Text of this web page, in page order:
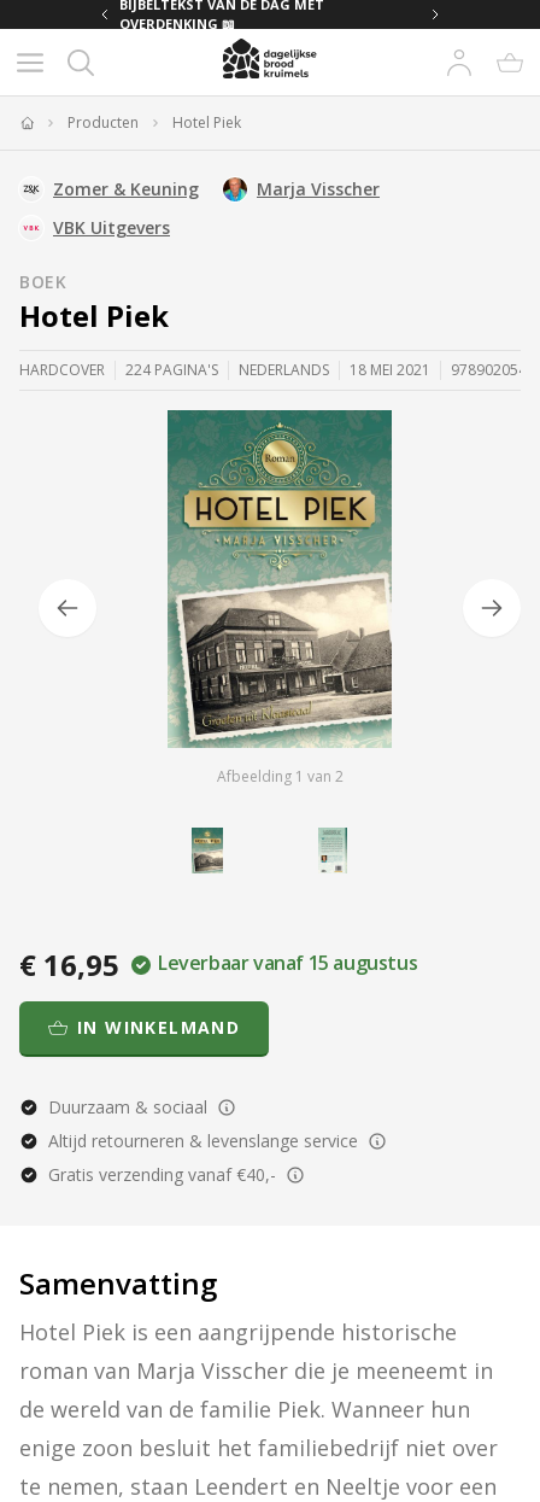
BIJBELTEKST VAN DE DAG MET
OVERDENKING 📖
Producten Hotel Piek
Zomer & Keuning
Marja Visscher
VBK Uitgevers
BOEK
Hotel Piek
HARDCOVER 224 PAGINA'S NEDERLANDS 18 MEI 2021
Afbeelding 1 van 2
€ 16,95 Leverbaar vanaf 15 augustus
IN WINKELMAND
Duurzaam & sociaal
Altijd retourneren & levenslange service
Gratis verzending vanaf €40,-
Samenvatting
Hotel Piek is een aangrijpende historische
roman van Marja Visscher die je meeneemt in
de wereld van de familie Piek. Wanneer hun
enige zoon besluit het familiebedrijf niet over
te nemen, staan Leendert en Neeltje voor een